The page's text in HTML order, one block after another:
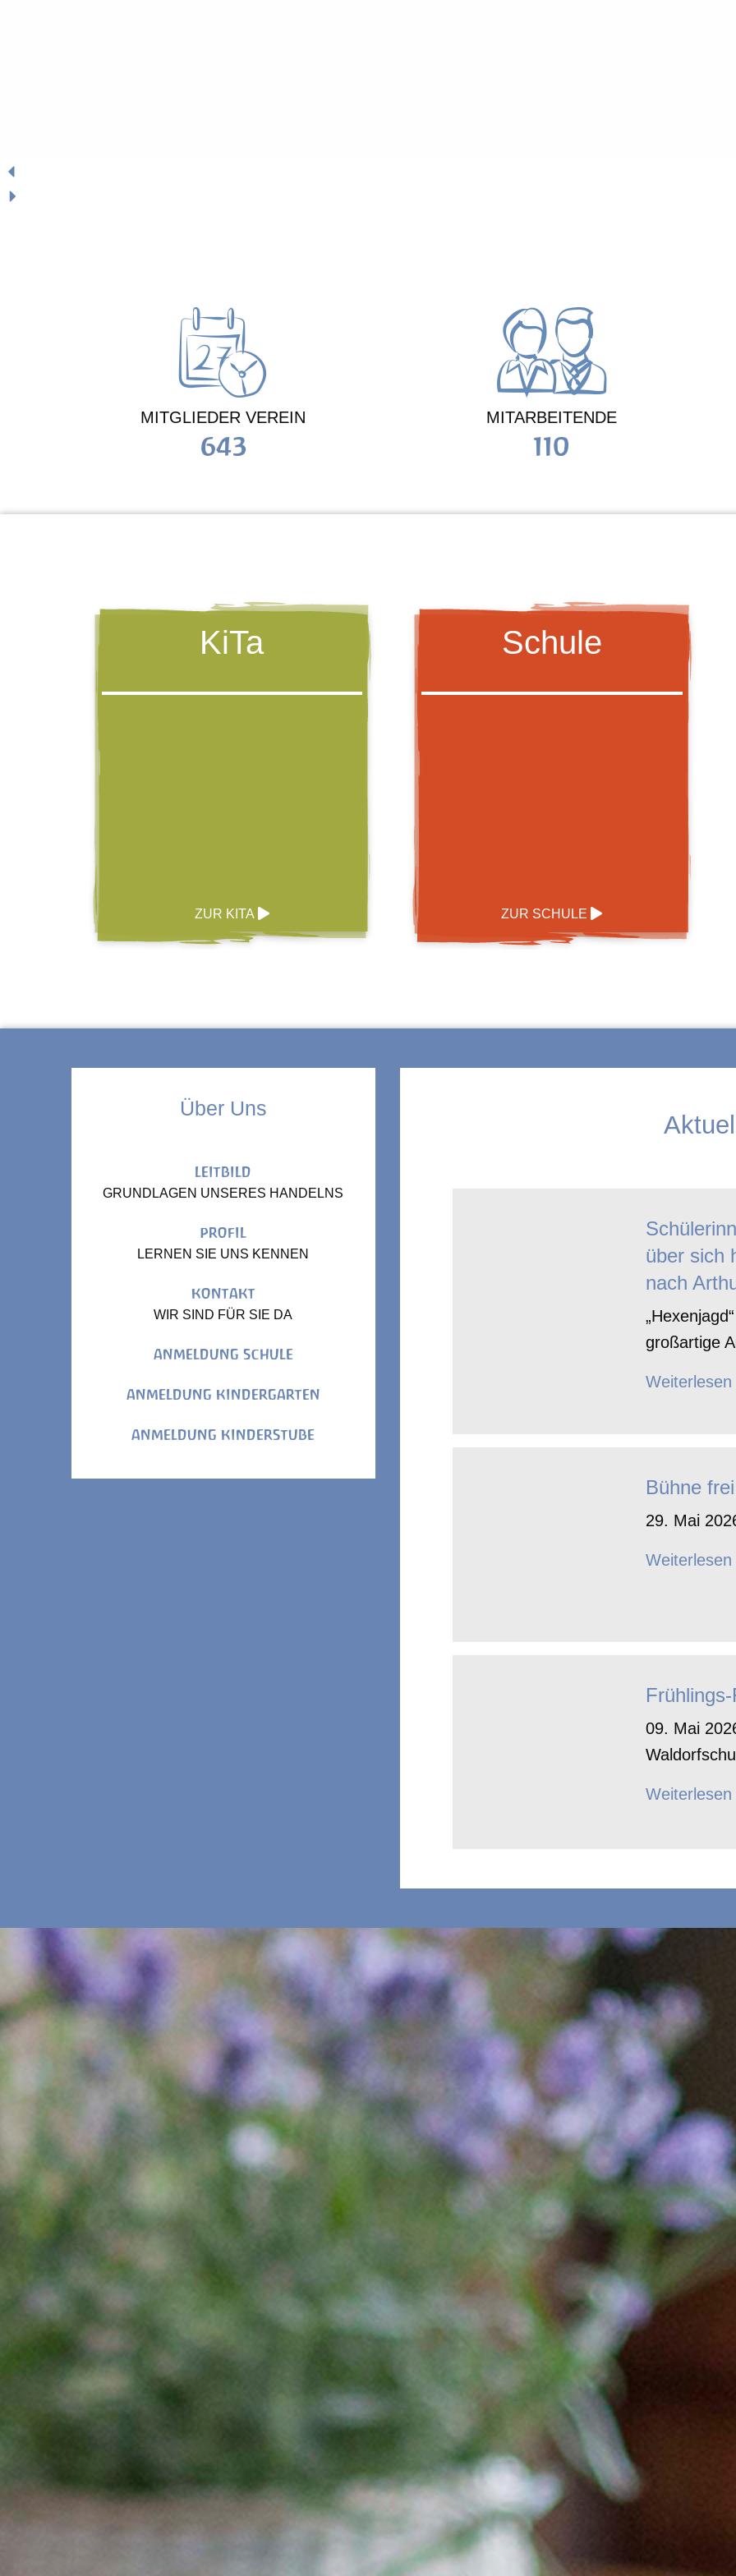
MITGLIEDER VEREIN
643
MITARBEITENDE
110
KiTa
ZUR KITA
Schule
ZUR SCHULE
Über Uns
LEITBILD
GRUNDLAGEN UNSERES HANDELNS
PROFIL
LERNEN SIE UNS KENNEN
KONTAKT
WIR SIND FÜR SIE DA
ANMELDUNG SCHULE
ANMELDUNG KINDERGARTEN
ANMELDUNG KINDERSTUBE
über sich
nach
großartige
Weiterlesen
Bühne frei
29. Mai
Weiterlesen
09. Mai
Weiterlesen